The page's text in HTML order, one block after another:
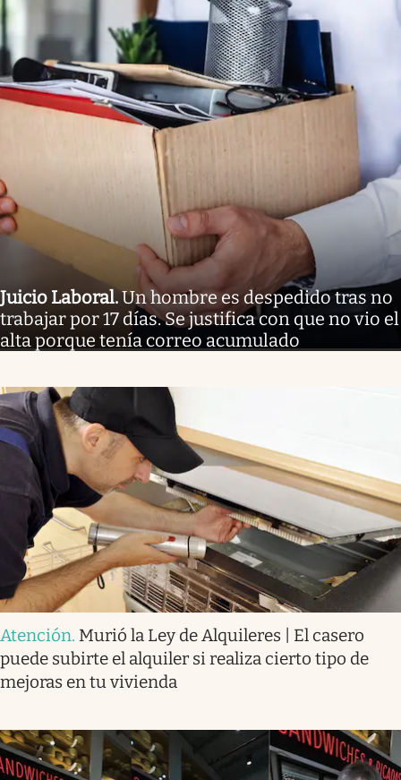
Juicio Laboral.Un hombre es despedido tras no
trabajar por 17 días. Se justifica con que no vio el
alta porque tenía correo acumulado
Atención. Murió la Ley de Alquileres | El casero
puede subirte el alquiler si realiza cierto tipo de
mejoras en tu vivienda